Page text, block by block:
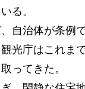
る。
自治体が条例
光庁はこれま
ってきた。